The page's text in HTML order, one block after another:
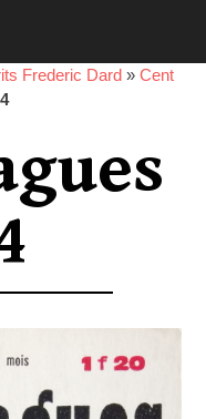
Frederic Dard » Cent